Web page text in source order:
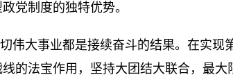
党制度的独特优势。
伟大事业都是接续奋斗的结果。在实现
的法宝作用，坚持大团结大联合，最